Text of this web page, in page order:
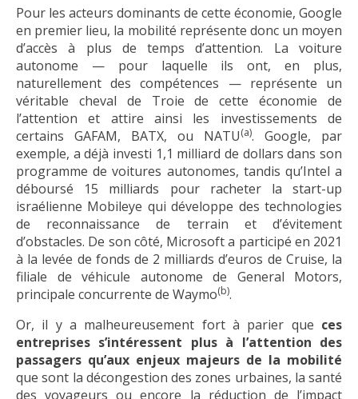
Pour les acteurs dominants de cette économie, Google
en premier lieu, la mobilité représente donc un moyen
d’accès à plus de temps d’attention. La voiture
autonome — pour laquelle ils ont, en plus,
naturellement des compétences — représente un
véritable cheval de Troie de cette économie de
l’attention et attire ainsi les investissements de
certains GAFAM, BATX, ou NATU(a). Google, par
exemple, a déjà investi 1,1 milliard de dollars dans son
programme de voitures autonomes, tandis qu’Intel a
déboursé 15 milliards pour racheter la start-up
israélienne Mobileye qui développe des technologies
de reconnaissance de terrain et d’évitement
d’obstacles. De son côté, Microsoft a participé en 2021
à la levée de fonds de 2 milliards d’euros de Cruise, la
filiale de véhicule autonome de General Motors,
principale concurrente de Waymo(b).
Or, il y a malheureusement fort à parier que ces
entreprises s’intéressent plus à l’attention des
passagers qu’aux enjeux majeurs de la mobilité
que sont la décongestion des zones urbaines, la santé
des voyageurs ou encore la réduction de l’impact